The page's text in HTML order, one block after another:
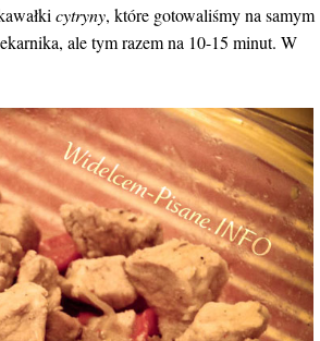
cytryny, które gotowaliśmy na samym
ale tym razem na 10-15 minut. W